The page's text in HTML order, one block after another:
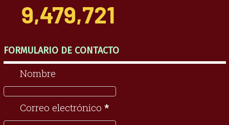
9,479,721
FORMULARIO DE CONTACTO
Nombre
Correo electrónico *